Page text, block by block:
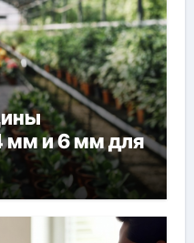
мм и 6 мм для